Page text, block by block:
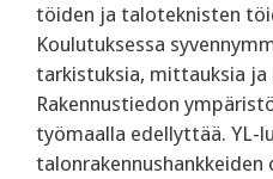
töiden ja taloteknisten
Koulutuksessa
tarkistuksia, mittauksia
Rakennustiedon
työmaalla edellyttää. ‍YL-
talonrakennushankkeiden